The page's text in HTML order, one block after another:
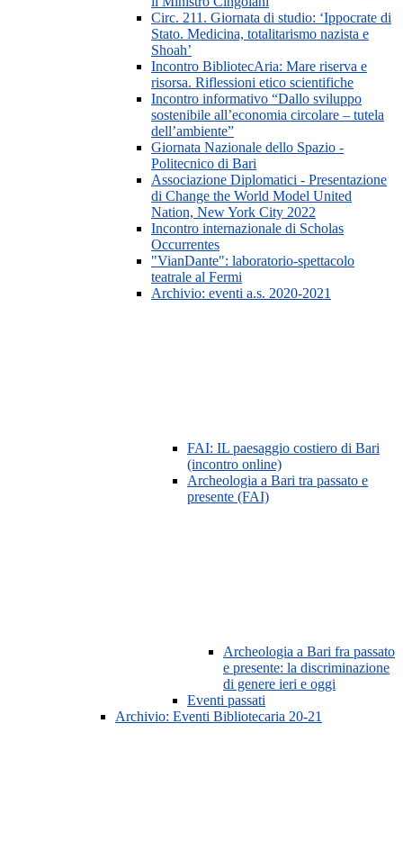
Circ. 211. Giornata di studio: ‘Ippocrate di
Stato. Medicina, totalitarismo nazista e
Shoah’
Incontro BibliotecAria: Mare riserva e
risorsa. Riflessioni etico scientifiche
Incontro informativo “Dallo sviluppo
sostenibile all’economia circolare – tutela
dell’ambiente”
Giornata Nazionale dello Spazio -
Politecnico di Bari
Associazione Diplomatici - Presentazione
di Change the World Model United
Nation, New York City 2022
Incontro internazionale di Scholas
Occurrentes
"VianDante": laboratorio-spettacolo
teatrale al Fermi
Archivio: eventi a.s. 2020-2021
FAI: IL paesaggio costiero di Bari
(incontro online)
Archeologia a Bari tra passato e
presente (FAI)
Archeologia a Bari fra passato
e presente: la discriminazione
di genere ieri e oggi
Eventi passati
Archivio: Eventi Bibliotecaria 20-21